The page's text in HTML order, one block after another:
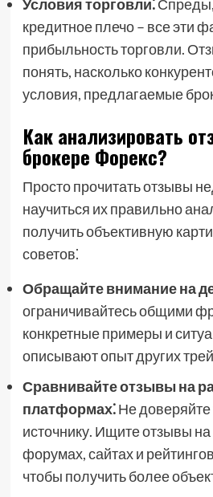
Условия торговли⁚Спреды,
кредитное плечо – все эти
прибыльность торговли.
понять, насколько
условия, предлагаемые
Как анализировать
брокере Форекс?
Просто прочитать отзывы
научиться их правильно
получить объективную
советов⁚
Обращайте внимание на
ограничивайтесь общими
конкретные примеры и
описывают опыт других
Сравнивайте отзывы на
платформах⁚Не доверяйте
источнику. Ищите отзывы
форумах, сайтах и
чтобы получить более